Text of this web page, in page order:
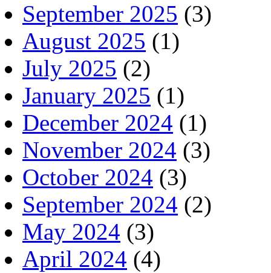
September 2025 (3)
August 2025 (1)
July 2025 (2)
January 2025 (1)
December 2024 (1)
November 2024 (3)
October 2024 (3)
September 2024 (2)
May 2024 (3)
April 2024 (4)